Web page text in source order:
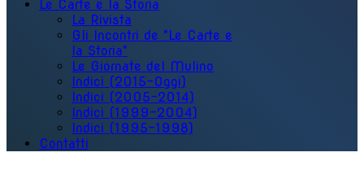
Le Carte e la Storia
La Rivista
Gli Incontri de "Le Carte e
la Storia"
Le Giornate del Mulino
Indici (2015-Oggi)
Indici (2005-2014)
Indici (1999-2004)
Indici (1995-1998)
Contatti